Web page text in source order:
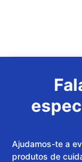
Ajudamos-te a
produtos de